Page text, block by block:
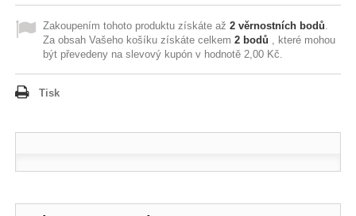
Zakoupením tohoto produktu získáte až2 věrnostních bodů
Za obsah Vašeho košíku získáte celkem2 bodů , které mohou
být převedeny na slevový kupón v hodnotě 2,00 Kč
Tisk